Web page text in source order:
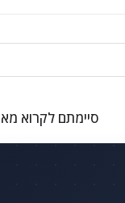
סיימתם לקרוא